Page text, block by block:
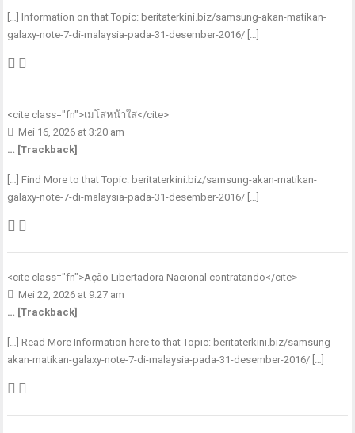
[…] Information on that Topic: beritaterkini.biz/samsung-akan-matikan-
galaxy-note-7-di-malaysia-pada-31-desember-2016/ […]
<cite class="fn">เมโสหน้าใส</cite>
Mei 16, 2026 at 3:20 am
… [Trackback]
[…] Find More to that Topic: beritaterkini.biz/samsung-akan-matikan-
galaxy-note-7-di-malaysia-pada-31-desember-2016/ […]
<cite class="fn">Ação Libertadora Nacional contratando</cite>
Mei 22, 2026 at 9:27 am
… [Trackback]
[…] Read More Information here to that Topic: beritaterkini.biz/samsung-
akan-matikan-galaxy-note-7-di-malaysia-pada-31-desember-2016/ […]